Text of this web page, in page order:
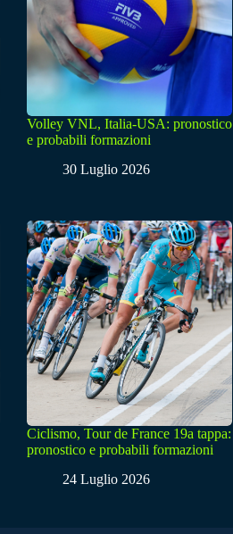
Volley VNL, Italia-USA: pronostico
e probabili formazioni
30 Luglio 2026
Ciclismo, Tour de France 19a tappa:
pronostico e probabili formazioni
24 Luglio 2026